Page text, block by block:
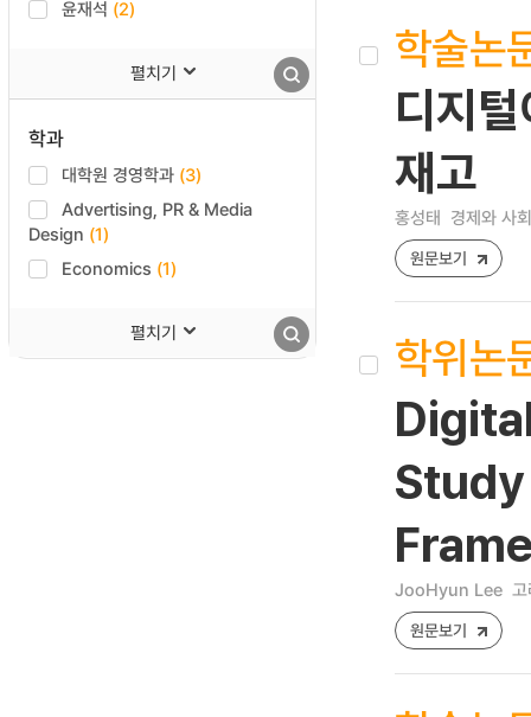
윤재석 (2)
펼치기
학과
대학원 경영학과 (3)
Advertising, PR & Media
Design (1)
Economics (1)
펼치기
학술논
디지
재고
홍성태 경제와
원문보기
학위논
Study
JooHyun Lee
원문보기